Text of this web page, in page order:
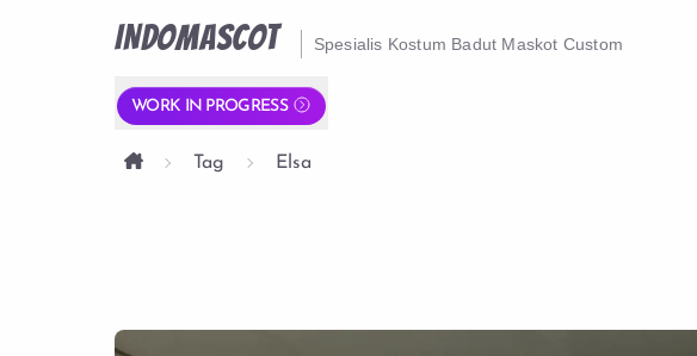
INDOMASCOT Spesialis Kostum Badut Maskot Custom
WORK IN PROGRESS
Tag Elsa